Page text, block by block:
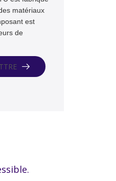
matériaux
est
de